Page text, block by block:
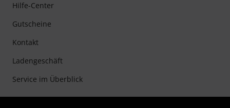
Hilfe-Center
Gutscheine
Kontakt
Ladengeschäft
Service im Überblick